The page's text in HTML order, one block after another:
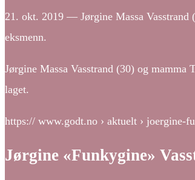
21. okt. 2019 — Jørgine Massa
eksmenn.
Jørgine Massa Vasstrand (30) og
laget.
https:// www.godt.no › aktuelt › joergine-
Jørgine «Funkygine»